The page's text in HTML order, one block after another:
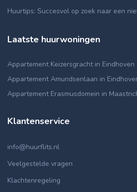
Huurtips: Succesvol op zoek naar een
Laatste huurwoningen
Appartement Keizersgracht in Eindhoven
Appartement Amundsenlaan in
Appartement Erasmusdomein in
Klantenservice
info@huurflits.nl
Veelgestelde vragen
Klachtenregeling